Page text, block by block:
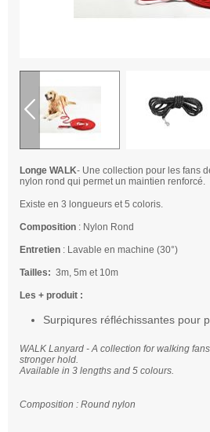
Longe WALK- Une collection pour les fans
nylon rond qui permet un maintien renforcé.
Existe en 3 longueurs et 5 coloris.
Composition : Nylon Rond
Entretien : Lavable en machine (30°)
Tailles: 3m, 5m et 10m
Les + produit :
Surpiqures réfléchissantes pour
WALK Lanyard - A collection for walking
stronger hold.
Available in 3 lengths and 5 colours.
Composition : Round nylon